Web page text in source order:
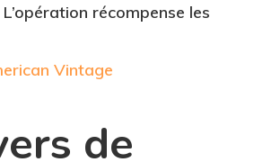
récompense les
Vintage
de